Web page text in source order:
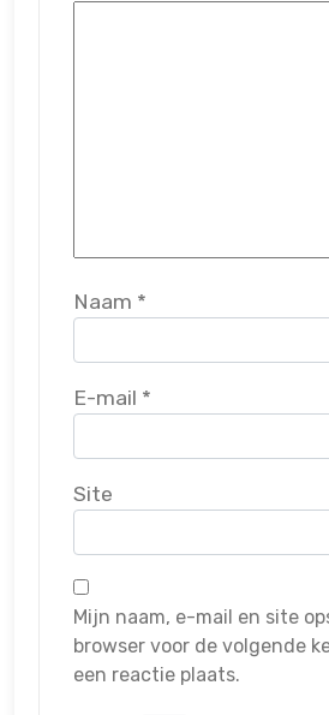
Naam *
E-mail *
Site
Mijn naam, e-mail en site
browser voor de volgende
een reactie plaats.